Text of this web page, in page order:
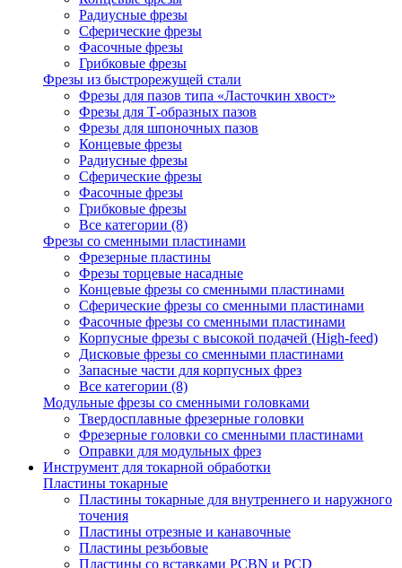
Радиусные фрезы
Сферические фрезы
Фасочные фрезы
Грибковые фрезы
Фрезы из быстрорежущей стали
Фрезы для пазов типа «Ласточкин хвост»
Фрезы для Т-образных пазов
Фрезы для шпоночных пазов
Концевые фрезы
Радиусные фрезы
Сферические фрезы
Фасочные фрезы
Грибковые фрезы
Все категории (8)
Фрезы со сменными пластинами
Фрезерные пластины
Фрезы торцевые насадные
Концевые фрезы со сменными пластинами
Сферические фрезы со сменными пластинами
Фасочные фрезы со сменными пластинами
Корпусные фрезы с высокой подачей (High-feed)
Дисковые фрезы со сменными пластинами
Запасные части для корпусных фрез
Все категории (8)
Модульные фрезы со сменными головками
Твердосплавные фрезерные головки
Фрезерные головки со сменными пластинами
Оправки для модульных фрез
Инструмент для токарной обработки
Пластины токарные
Пластины токарные для внутреннего и наружного
точения
Пластины отрезные и канавочные
Пластины резьбовые
Пластины со вставками PCBN и PCD